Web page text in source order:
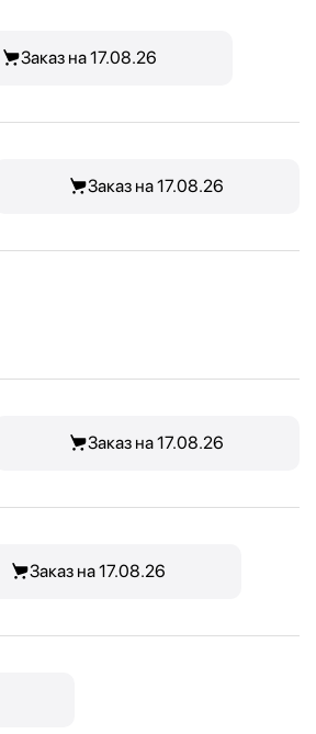
Заказ на 17.08.26
Заказ на 17.08.26
Заказ на 17.08.26
Заказ на 17.08.26